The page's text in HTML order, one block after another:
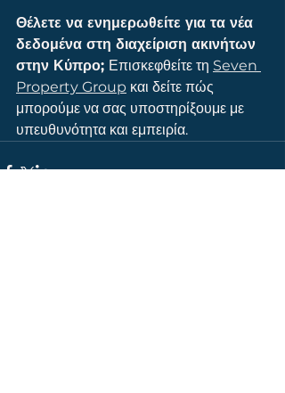
Θέλετε να ενημερωθείτε για τα νέα
δεδομένα στη διαχείριση ακινήτων
στην Κύπρο; Επισκεφθείτε τη Seven
Property Group και δείτε πώς
μπορούμε να σας υποστηρίξουμε με
υπευθυνότητα και εμπειρία.